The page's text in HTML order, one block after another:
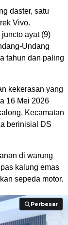
daster, satu
Vivo.
ayat (9)
Undang
tahun dan paling
kekerasan yang
16 Mei 2026
Kecamatan
berinisial DS
di warung
kalung emas
sepeda motor.
Perbesar
Perbesar